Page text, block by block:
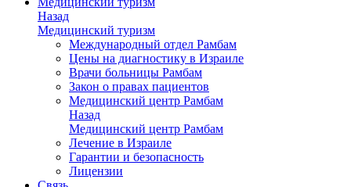
Назад
Медицинский туризм
Международный отдел Рамбам
Цены на диагностику в Израиле
Врачи больницы Рамбам
Закон о правах пациентов
Медицинский центр Рамбам
Назад
Медицинский центр Рамбам
Лечение в Израиле
Гарантии и безопасность
Лицензии